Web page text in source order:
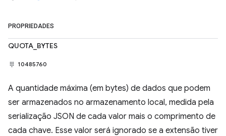
PROPRIEDADES
QUOTA_BYTES
10485760
A quantidade máxima (em bytes) de dados que podem
ser armazenados no armazenamento local, medida pela
serialização JSON de cada valor mais o comprimento de
cada chave. Esse valor será ignorado se a extensão tiver